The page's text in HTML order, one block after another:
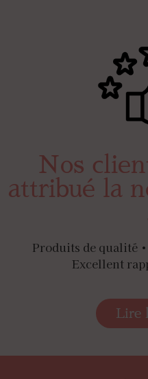
Nos
attribué la
Produits de qualité
Excellent
Lire